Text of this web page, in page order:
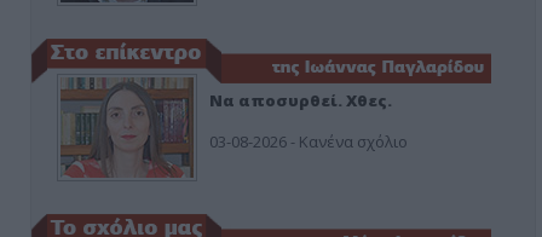
Να αποσυρθεί. Χθες.
03-08-2026 - Κανένα σχόλιο